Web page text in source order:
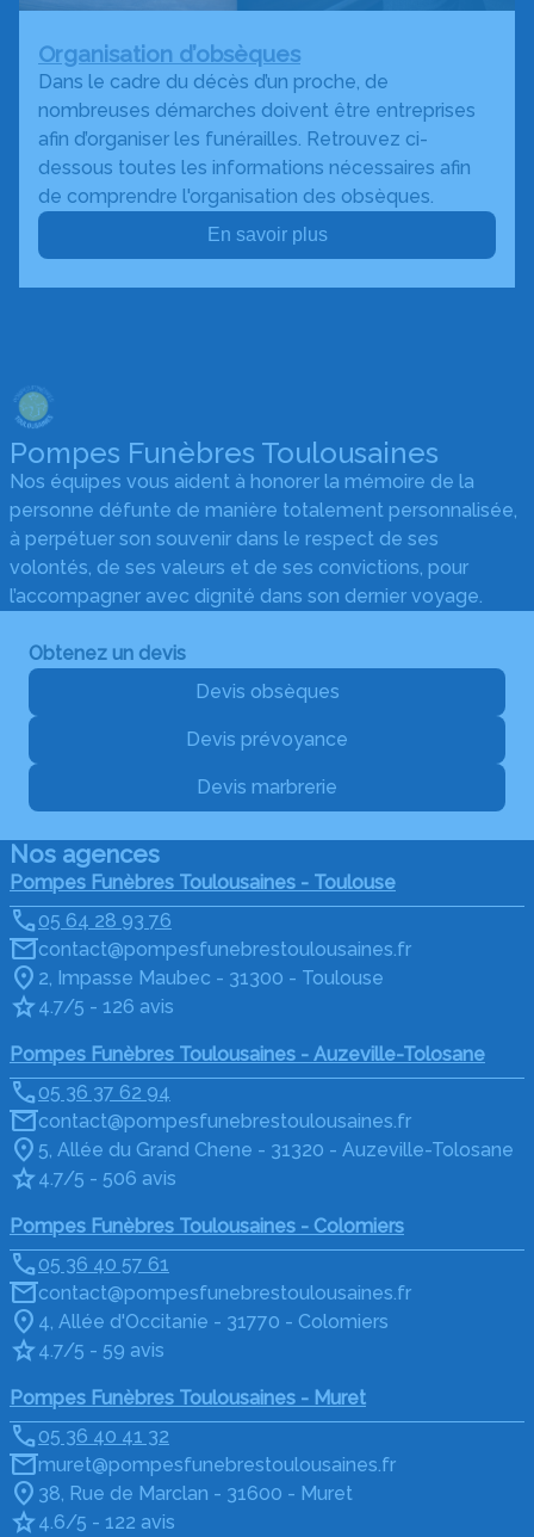
Organisation d’obsèques
Dans le cadre du décès d’un proche, de
nombreuses démarches doivent être entreprises
afin d’organiser les funérailles. Retrouvez ci-
dessous toutes les informations nécessaires afin
de comprendre l'organisation des obsèques.
En savoir plus
Pompes Funèbres Toulousaines
Nos équipes vous aident à honorer la mémoire de la
personne défunte de manière totalement personnalisée,
à perpétuer son souvenir dans le respect de ses
volontés, de ses valeurs et de ses convictions, pour
l’accompagner avec dignité dans son dernier voyage.
Obtenez un devis
Devis obsèques
Devis prévoyance
Devis marbrerie
Nos agences
Pompes Funèbres Toulousaines - Toulouse
05 64 28 93 76
contact@pompesfunebrestoulousaines.fr
2, Impasse Maubec - 31300 - Toulouse
4.7/5 - 126 avis
Pompes Funèbres Toulousaines - Auzeville-Tolosane
05 36 37 62 94
contact@pompesfunebrestoulousaines.fr
5, Allée du Grand Chene - 31320 - Auzeville-Tolosane
4.7/5 - 506 avis
Pompes Funèbres Toulousaines - Colomiers
05 36 40 57 61
contact@pompesfunebrestoulousaines.fr
4, Allée d'Occitanie - 31770 - Colomiers
4.7/5 - 59 avis
Pompes Funèbres Toulousaines - Muret
05 36 40 41 32
muret@pompesfunebrestoulousaines.fr
38, Rue de Marclan - 31600 - Muret
4.6/5 - 122 avis